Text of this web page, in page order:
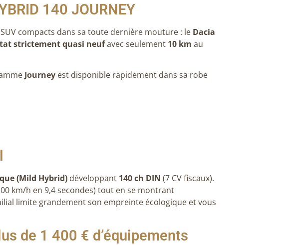
140 JOURNEY
compacts dans sa toute dernière mouture : le Dacia
strictement quasi neufavec seulement 10 km au
Journey est disponible rapidement dans sa robe
(Mild Hybrid) développant 140 ch DIN (7 CV fiscaux).
km/h en 9,4 secondes) tout en se montrant
limite grandement son empreinte écologique et vous
de 1 400 € d’équipements